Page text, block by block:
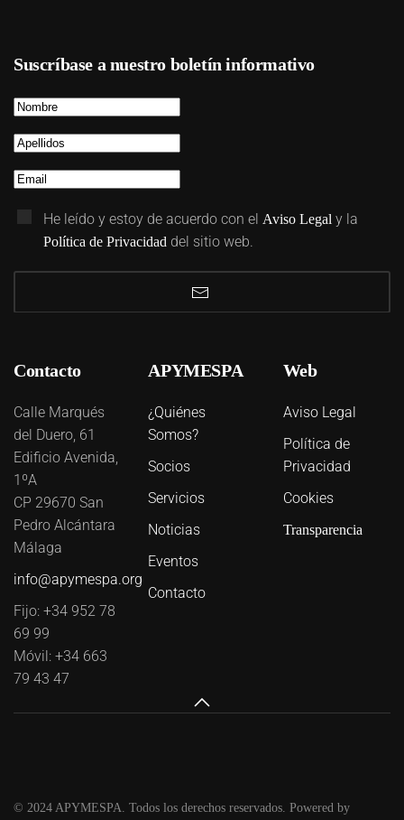
Suscríbase a nuestro boletín informativo
He leído y estoy de acuerdo con el Aviso Legal y la
Política de Privacidad del sitio web.
Contacto
Calle Marqués
del Duero, 61
Edificio Avenida,
1ºA
CP 29670 San
Pedro Alcántara
Málaga
info@apymespa.org
Fijo: +34 952 78
69 99
Móvil: +34 663
79 43 47
APYMESPA
¿Quiénes
Somos?
Socios
Servicios
Noticias
Eventos
Contacto
Web
Aviso Legal
Política de
Privacidad
Cookies
Transparencia
© 2024 APYMESPA. Todos los derechos reservados. Powered by